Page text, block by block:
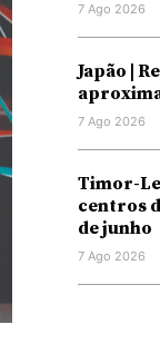
7 Ago 2026
Japão |
7 Ago 2026
Timor-
centros
de junho
7 Ago 2026